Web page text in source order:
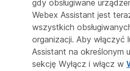
gdy obsługiwane
Webex Assistant jest
wszystkich
organizacji. Aby włączyć
Assistant na określonym
sekcję Wyłącz i włącz w